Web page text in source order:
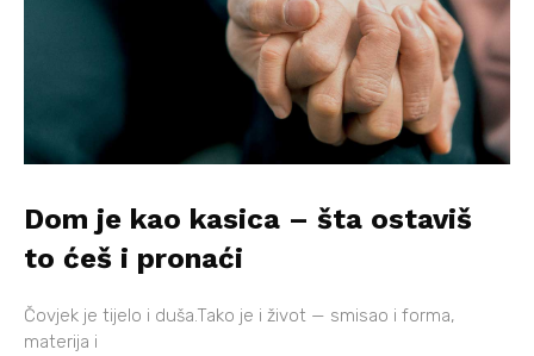
Dom je kao kasica – šta ostaviš
to ćeš i pronaći
Čovjek je tijelo i duša.Tako je i život — smisao i forma,
materija i